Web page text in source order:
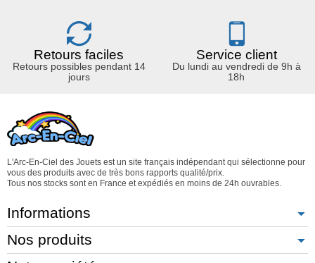
Retours faciles
Retours possibles pendant 14
jours
Service client
Du lundi au vendredi de 9h à
18h
L'Arc-En-Ciel des Jouets est un site français indépendant qui sélectionne pour
vous des produits avec de très bons rapports qualité/prix.
Tous nos stocks sont en France et expédiés en moins de 24h ouvrables.
Informations
Nos produits